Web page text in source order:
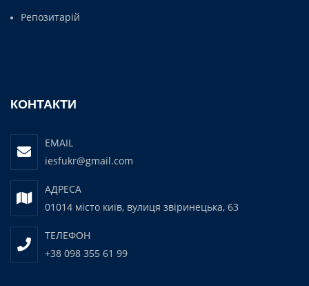
Репозитарій
КОНТАКТИ
EMAIL
iesfukr@gmail.com
АДРЕСА
01014 місто київ, вулиця звіринецька, 63
ТЕЛЕФОН
+38 098 355 61 99